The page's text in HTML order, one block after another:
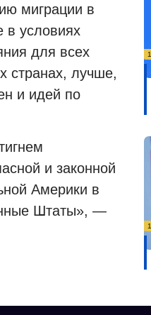
миграции в
в условиях
для всех
странах, лучше,
и идей по
и законной
Америки в
Штаты», —